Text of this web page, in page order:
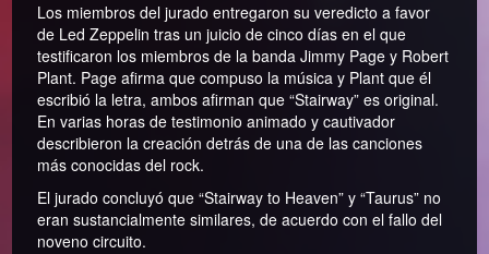
Los miembros del jurado entregaron su veredicto a favor
de Led Zeppelin tras un juicio de cinco días en el que
testificaron los miembros de la banda Jimmy Page y Robert
Plant. Page afirma que compuso la música y Plant que él
escribió la letra, ambos afirman que “Stairway” es original.
En varias horas de testimonio animado y cautivador
describieron la creación detrás de una de las canciones
más conocidas del rock.
El jurado concluyó que “Stairway to Heaven” y “Taurus” no
eran sustancialmente similares, de acuerdo con el fallo del
noveno circuito.